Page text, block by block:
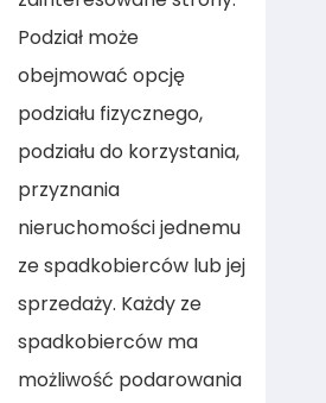
Podział może
obejmować opcję
podziału fizycznego,
podziału do korzystania,
przyznania
nieruchomości jednemu
ze spadkobierców lub jej
sprzedaży. Każdy ze
spadkobierców ma
możliwość podarowania